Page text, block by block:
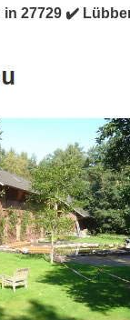
in 27729 ✔️